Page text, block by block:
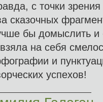
с точки
сказочных
бы домыслить и
на себя
и
успехов!